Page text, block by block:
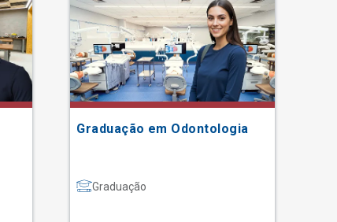
Graduação em Odontologia
Graduação